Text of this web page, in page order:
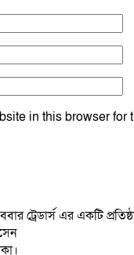
in this browser for
ট্রেডার্স এর একটি